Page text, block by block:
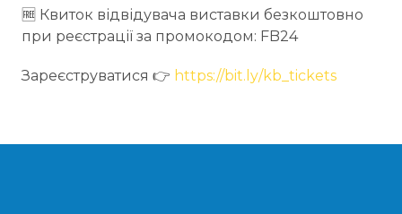
🆓 Квиток відвідувача виставки безкоштовно
при реєстрації за промокодом: FB24
Зареєструватися 👉 https://bit.ly/kb_tickets